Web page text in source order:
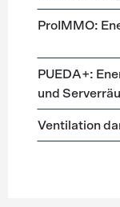
ProIMMO:
PUEDA+:
und
Ventilation